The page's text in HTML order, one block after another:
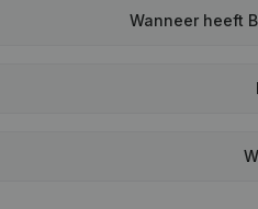
Wanneer heeft